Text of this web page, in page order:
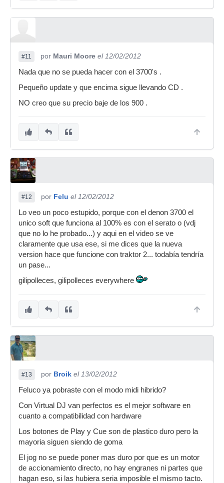
#11 por Mauri Moore el 12/02/2012
Nada que no se pueda hacer con el 3700's .
Pequeño update y que encima sigue llevando CD .
NO creo que su precio baje de los 900 .
#12 por Felu el 12/02/2012
Lo veo un poco estupido, porque con el denon 3700 el
unico soft que funciona al 100% es con el serato o (vdj
que no lo he probado...) y aqui en el video se ve
claramente que usa ese, si me dices que la nueva
version hace que funcione con traktor 2... todabía tendría
un pase...
gilipolleces, gilipolleces everywhere
#13 por Broik el 13/02/2012
Feluco ya pobraste con el modo midi hibrido?
Con Virtual DJ van perfectos es el mejor software en
cuanto a compatibilidad con hardware
Los botones de Play y Cue son de plastico duro pero la
mayoria siguen siendo de goma
El jog no se puede poner mas duro por que es un motor
de accionamiento directo, no hay engranes ni partes que
hagan eso, si las hubiera seria imposible el mismo tacto.